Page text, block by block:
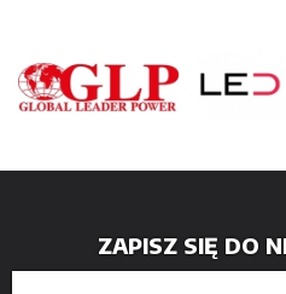
ZAPISZ SIĘ DO